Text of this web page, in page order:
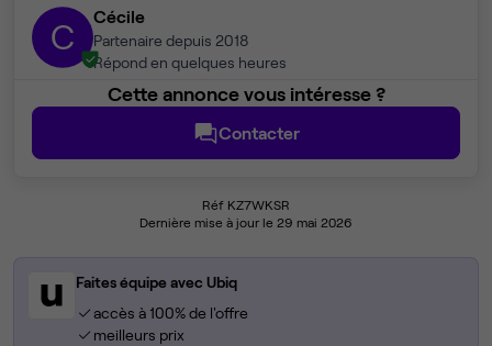
C Cécile
Partenaire depuis 2018
Répond en quelques heures
Cette annonce vous intéresse ?
Contacter
Réf KZ7WKSR
Dernière mise à jour le 29 mai 2026
Faites équipe avec Ubiq
accès à 100% de l'offre
meilleurs prix